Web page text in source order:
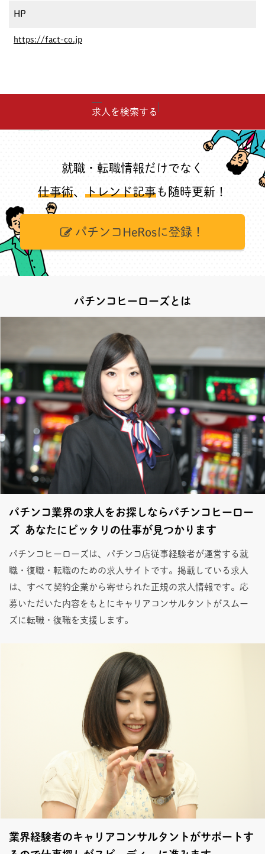
HP
https://fact-co.jp
求人を検索する
就職・転職情報だけでなく
仕事術、 トレンド記事も随時更新！
パチンコHeRosに登録！
パチンコヒーローズとは
パチンコ業界の求人をお探しならパチンコヒーロー
ズ あなたにピッタリの仕事が見つかります
パチンコヒーローズは、パチンコ店従事経験者が運営する就
職・復職・転職のための求人サイトです。掲載している求人
は、すべて契約企業から寄せられた正規の求人情報です。応
募いただいた内容をもとにキャリアコンサルタントがスムー
ズに転職・復職を支援します。
業界経験者のキャリアコンサルタントがサポートす